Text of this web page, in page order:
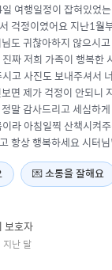
여행일정이 잡혀있었
걱정이였어요 지난1월
도 귀찮아하지 않으시
짜 저희 가족이 행복한
고 사진도 보내주셔서
면 제가 걱정이 안되니
말 감사드리고 세심하
라 아침일찍 산책시켜
항상 행복하세요 시터
💌 소통을 잘해요
보호자
지난 달